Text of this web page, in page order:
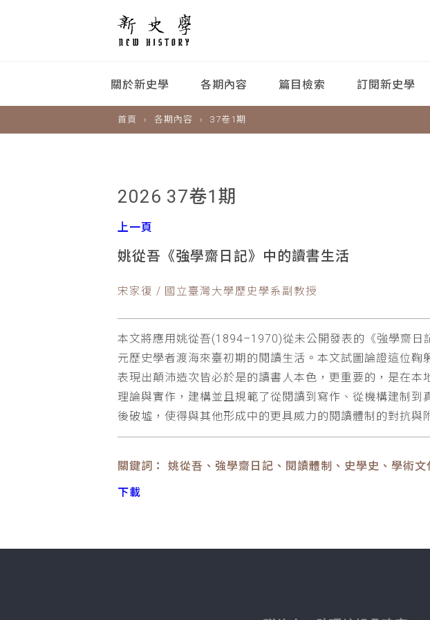
關於新史學 各期內容 篇目檢索 訂閱新史學
首頁 各期內容 37卷1期
2026 37卷1期
上一頁
姚從吾《強學齋日記》中的讀書生活
宋家復 / 國立臺灣大學歷史學系副教授
本文將應用姚從吾(1894–1970)從未公開發表的《強學齋
元歷史學者渡海來臺初期的閱讀生活。本文試圖論證這位
表現出顛沛造次皆必於是的讀書人本色，更重要的，是在
理論與實作，建構並且規範了從閱讀到寫作、從機構建制
後破墟，使得與其他形成中的更具威力的閱讀體制的對抗與
關鍵詞： 姚從吾、強學齋日記、閱讀體制、史學史、學術文
下載